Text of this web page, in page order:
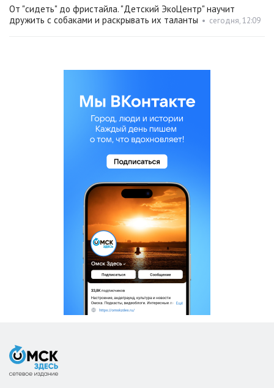
От "сидеть" до фристайла. "Детский ЭкоЦентр" научит
дружить с собаками и раскрывать их таланты • сегодня, 12:09